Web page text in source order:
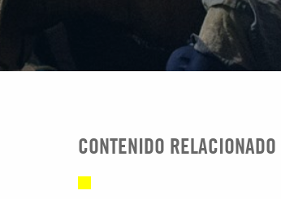
CONTENIDO RELACIONADO